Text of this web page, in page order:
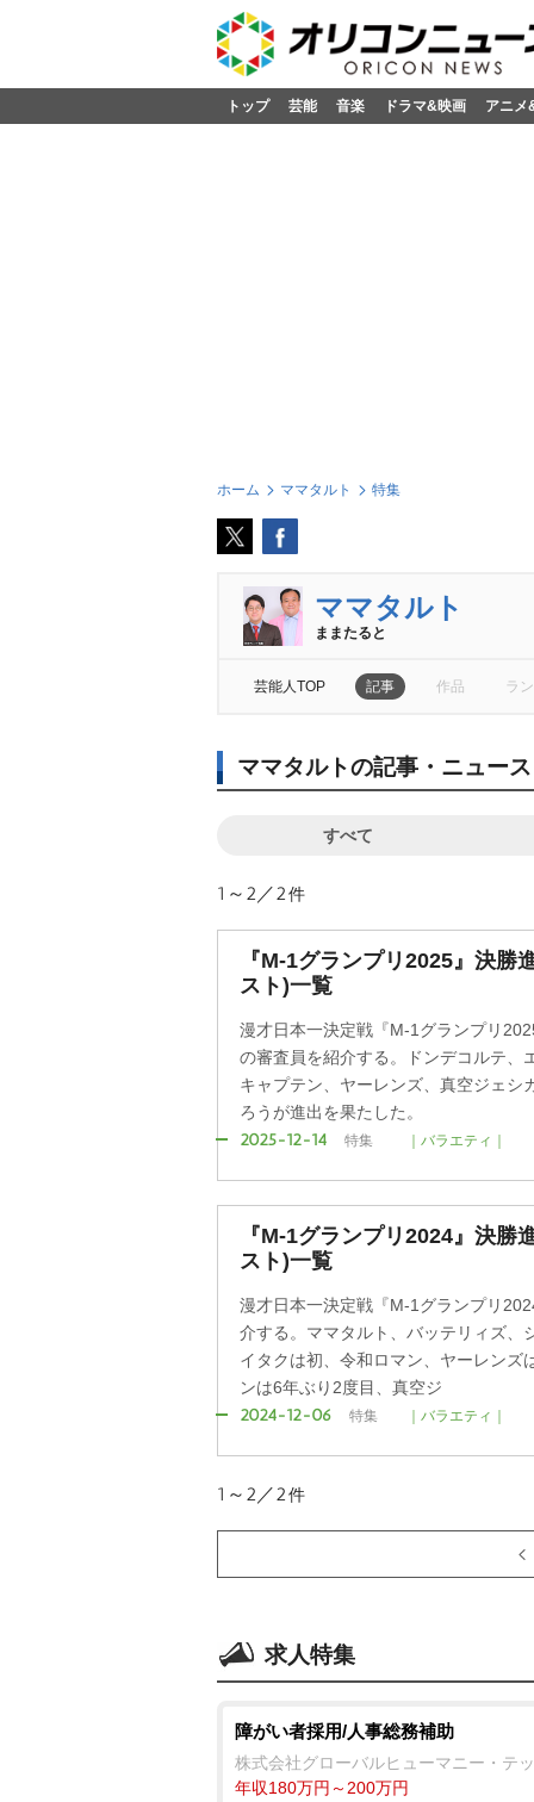
トップ 芸能 音楽 ドラマ&映画 アニメ
ホーム ママタルト 特集
ママタルト
ままたると
芸能人TOP 記事 作品 ラ
ママタルトの記事・ニュー
すべて
1～2／2件
『M-1グランプリ2025』決勝
スト)一覧
漫才日本一決定戦『M-1グランプリ
の審査員を紹介する。ドンデコルテ、
キャプテン、ヤーレンズ、真空ジェシ
ろうが進出を果たした。
2025-12-14 特集 ｜バラエティ｜
『M-1グランプリ2024』決勝
スト)一覧
漫才日本一決定戦『M-1グランプリ
介する。ママタルト、バッテリィズ、
イタクは初、令和ロマン、ヤーレンズ
ンは6年ぶり2度目、真空ジ
2024-12-06 特集 ｜バラエティ｜
1～2／2件
求人特集
障がい者採用/人事総務補助
株式会社グローバルヒューマニー・テ
年収180万円～200万円